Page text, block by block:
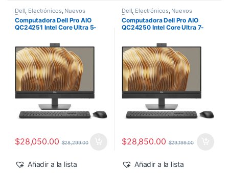
Dell, Electrónicos, Nuevos
Productos
Computadora Dell Pro AIO
QC24251 Intel Core Ultra 5-
Windows 11 Pro
$28,050.00 $28,299.00
Añadir a la lista
Dell, Electrónicos, Nuevos
Productos
Computadora Dell Pro AIO
QC24250 Intel Core Ultra 7-
Windows 11 Pro
$28,850.00 $29,199.00
Añadir a la lista